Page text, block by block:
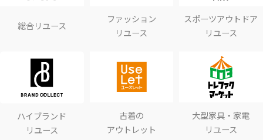
総合リユース
ファッション
リユース
スポーツアウトドア
リユース
ハイブランド
リユース
古着の
アウトレット
大型家具・家電
リユース